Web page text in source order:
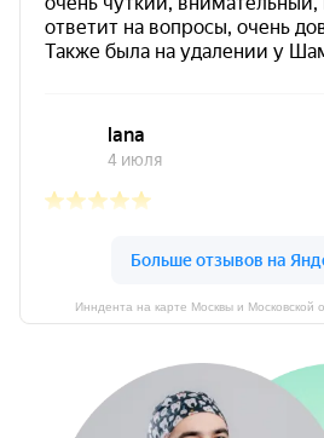
Инндента на карте Москвы и